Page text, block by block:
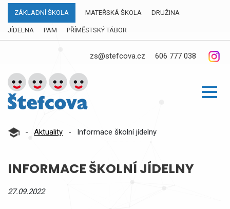
ZÁKLADNÍ ŠKOLA MATEŘSKÁ ŠKOLA DRUŽINA
JÍDELNA PAM PŘÍMĚSTSKÝ TÁBOR
zs@stefcova.cz 606 777 038
- Aktuality - Informace školní jídelny
INFORMACE ŠKOLNÍ JÍDELNY
27.09.2022